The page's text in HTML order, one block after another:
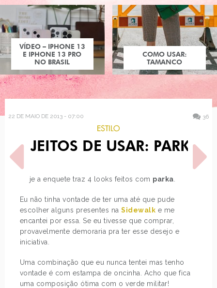
COMO USAR:
TAMANCO
22 DE MAIO DE 2013 - 07:00 36
ESTILO
4 JEITOS DE USAR: PARKA
Hoje a enquete traz 4 looks feitos com parka
Eu não tinha vontade de ter uma até que pude
escolher alguns presentes naSidewalk e me
encantei por essa. Se eu tivesse que comprar,
provavelmente demoraria pra ter esse desejo e
iniciativa.
Uma combinação que eu nunca tentei mas tenho
vontade é com estampa de oncinha. Acho que fica
uma composição ótima com o verde militar!
POST ANTERIOR
BATALHA NICKI MINAJ
PRÓXIMO POST